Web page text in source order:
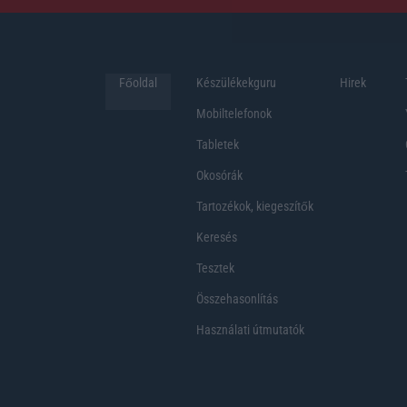
Főoldal Készülékekguru
Mobiltelefonok
Tabletek
Okosórák
Tartozékok, kiegeszítők
Keresés
Tesztek
Összehasonlítás
Használati útmutatók
Hirek